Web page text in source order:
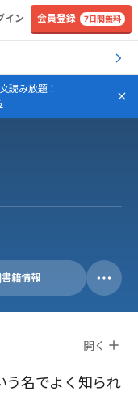
イン 会員登録 7日間無料
読み放題！
書籍情報
開く
う名でよく知られ